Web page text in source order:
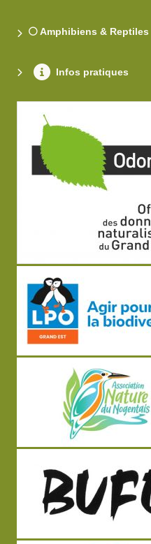
⚪ Amphibiens & Reptiles
Infos pratiques